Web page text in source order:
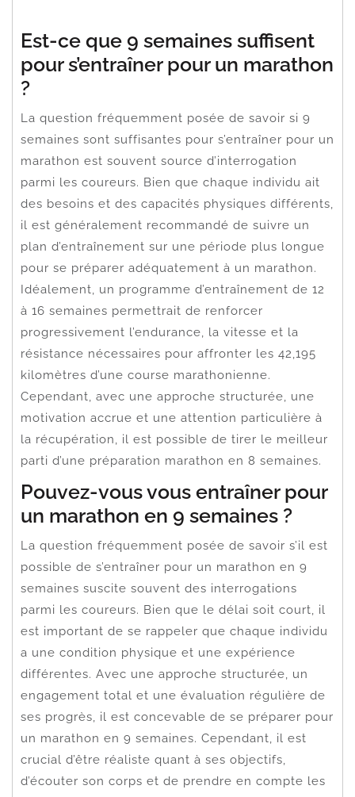
Est-ce que 9 semaines suffisent
pour s’entraîner pour un marathon
?
La question fréquemment posée de savoir si 9
semaines sont suffisantes pour s’entraîner pour un
marathon est souvent source d’interrogation
parmi les coureurs. Bien que chaque individu ait
des besoins et des capacités physiques différents,
il est généralement recommandé de suivre un
plan d’entraînement sur une période plus longue
pour se préparer adéquatement à un marathon.
Idéalement, un programme d’entraînement de 12
à 16 semaines permettrait de renforcer
progressivement l’endurance, la vitesse et la
résistance nécessaires pour affronter les 42,195
kilomètres d’une course marathonienne.
Cependant, avec une approche structurée, une
motivation accrue et une attention particulière à
la récupération, il est possible de tirer le meilleur
parti d’une préparation marathon en 8 semaines.
Pouvez-vous vous entraîner pour
un marathon en 9 semaines ?
La question fréquemment posée de savoir s’il est
possible de s’entraîner pour un marathon en 9
semaines suscite souvent des interrogations
parmi les coureurs. Bien que le délai soit court, il
est important de se rappeler que chaque individu
a une condition physique et une expérience
différentes. Avec une approche structurée, un
engagement total et une évaluation régulière de
ses progrès, il est concevable de se préparer pour
un marathon en 9 semaines. Cependant, il est
crucial d’être réaliste quant à ses objectifs,
d’écouter son corps et de prendre en compte les